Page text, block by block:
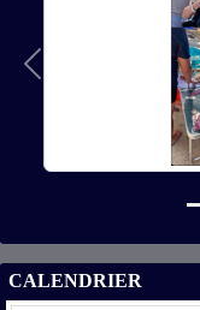
Précedent
CALENDRIER